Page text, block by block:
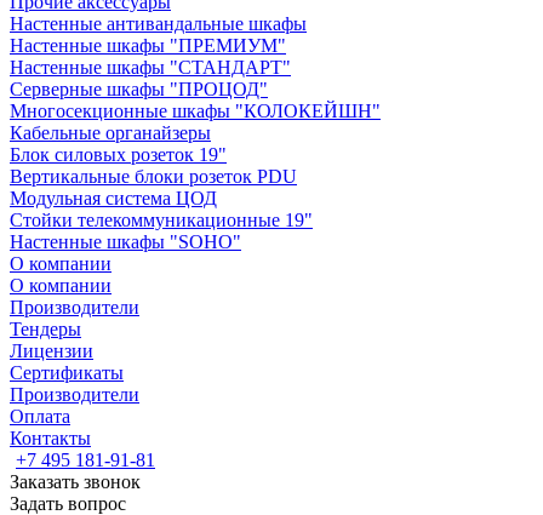
Настенные антивандальные шкафы
Настенные шкафы "ПРЕМИУМ"
Настенные шкафы "СТАНДАРТ"
Серверные шкафы "ПРОЦОД"
Многосекционные шкафы "КОЛОКЕЙШН"
Кабельные органайзеры
Блок силовых розеток 19"
Вертикальные блоки розеток PDU
Модульная система ЦОД
Стойки телекоммуникационные 19"
Настенные шкафы "SOHO"
О компании
О компании
Производители
Тендеры
Лицензии
Сертификаты
Производители
Оплата
Контакты
+7 495 181-91-81
Заказать звонок
Задать вопрос